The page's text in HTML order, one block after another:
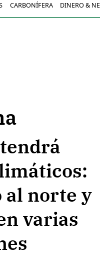
CARBONÍFERA DINERO &
al norte y
varias